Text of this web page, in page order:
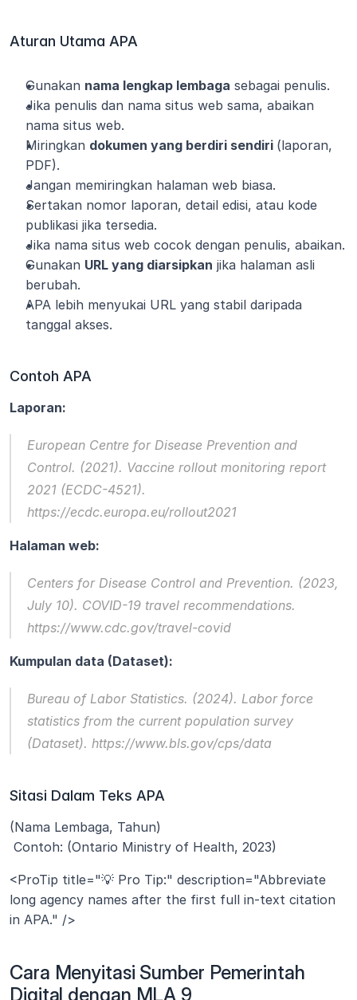
Aturan Utama APA
Gunakan nama lengkap lembaga sebagai penulis.
Jika penulis dan nama situs web sama, abaikan
nama situs web.
Miringkan dokumen yang berdiri sendiri (laporan,
PDF).
Jangan memiringkan halaman web biasa.
Sertakan nomor laporan, detail edisi, atau kode
publikasi jika tersedia.
Jika nama situs web cocok dengan penulis, abaikan.
Gunakan URL yang diarsipkan jika halaman asli
berubah.
APA lebih menyukai URL yang stabil daripada
tanggal akses.
Contoh APA
Laporan:
European Centre for Disease Prevention and
Control. (2021). Vaccine rollout monitoring report
2021 (ECDC-4521).
https://ecdc.europa.eu/rollout2021
Halaman web:
Centers for Disease Control and Prevention. (2023,
July 10). COVID-19 travel recommendations.
https://www.cdc.gov/travel-covid
Kumpulan data (Dataset):
Bureau of Labor Statistics. (2024). Labor force
statistics from the current population survey
(Dataset). https://www.bls.gov/cps/data
Sitasi Dalam Teks APA
(Nama Lembaga, Tahun)
Contoh: (Ontario Ministry of Health, 2023)
<ProTip title="💡 Pro Tip:" description="Abbreviate
long agency names after the first full in-text citation
in APA." />
Cara Menyitasi Sumber Pemerintah
Digital dengan MLA 9